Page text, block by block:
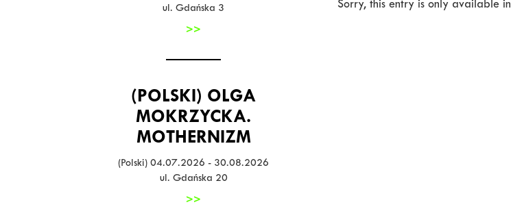
ul. Gdańska 3
>>
(POLSKI) OLGA
MOKRZYCKA.
MOTHERNIZM
(Polski) 04.07.2026 - 30.08.2026
ul. Gdańska 20
>>
Sorry, this entry is only available in